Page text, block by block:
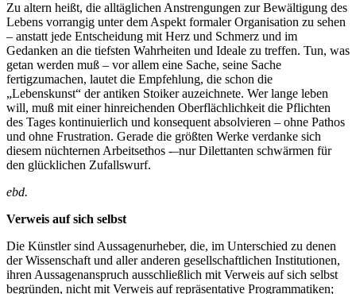
Zu altern heißt, die alltäglichen Anstrengungen zur Bewältigung des
Lebens vorrangig unter dem Aspekt formaler Organisation zu sehen
– anstatt jede Entscheidung mit Herz und Schmerz und im
Gedanken an die tiefsten Wahrheiten und Ideale zu treffen. Tun, was
getan werden muß – vor allem eine Sache, seine Sache
fertigzumachen, lautet die Empfehlung, die schon die
„Lebenskunst“ der antiken Stoiker auzeichnete. Wer lange leben
will, muß mit einer hinreichenden Oberflächlichkeit die Pflichten
des Tages kontinuierlich und konsequent absolvieren – ohne Pathos
und ohne Frustration. Gerade die größten Werke verdanke sich
diesem nüchternen Arbeitsethos -–nur Dilettanten schwärmen für
den glücklichen Zufallswurf.
ebd.
Verweis auf sich selbst
Die Künstler sind Aussagenurheber, die, im Unterschied zu denen
der Wissenschaft und aller anderen gesellschaftlichen Institutionen,
ihren Aussagenanspruch ausschließlich mit Verweis auf sich selbst
begründen, nicht mit Verweis auf repräsentative Programmatiken;